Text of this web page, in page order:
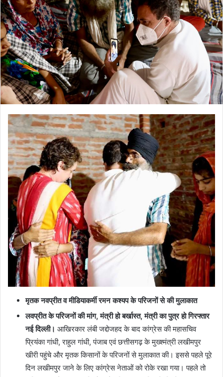
मृतक नवप्रीत व मीडियाकर्मी रमन कश्यप के परिजनों से की मुलाकात
लवप्रीत के परिजनों की मांग, मंत्री हो बर्खास्त, मंत्री का पुत्र हो गिरफ्तार
नई दिल्ली। आखिरकार लंबी जद्दोजहद के बाद कांग्रेस की महासचिव
प्रियंका गांधी, राहुल गांधी, पंजाब एवं छत्तीसगढ़ के मुख्श्मंत्री लखीमपुर
खीरी पहुंचे और मृतक किसानों के परिजनों से मुलाकात की। इससे पहले पूरे
दिन लखीमपुर जाने के लिए कांग्रेस नेताओं को रोके रखा गया। पहले तो